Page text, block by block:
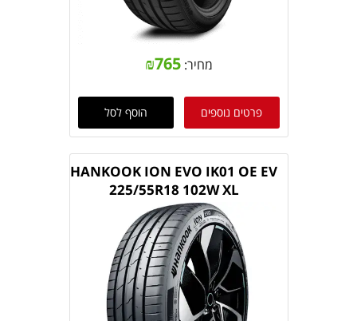
מחיר: ₪765
פרטים נוספים הוסף לסל
HANKOOK ION EVO IK01 OE EV
225/55R18 102W XL